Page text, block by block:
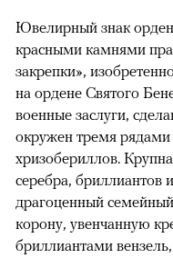
Ювелирный знак
красными камнями
закрепки»,
на ордене Святого
военные заслуги,
окружен тремя
хризобериллов.
серебра, бриллиантов
драгоценный
корону, увенчанную
бриллиантами